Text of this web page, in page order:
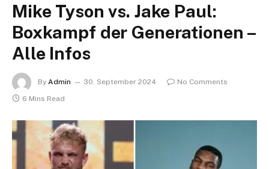
Mike Tyson vs. Jake Paul:
Boxkampf der Generationen –
Alle Infos
By Admin 30. September 2024
No Comments
6 Mins Read